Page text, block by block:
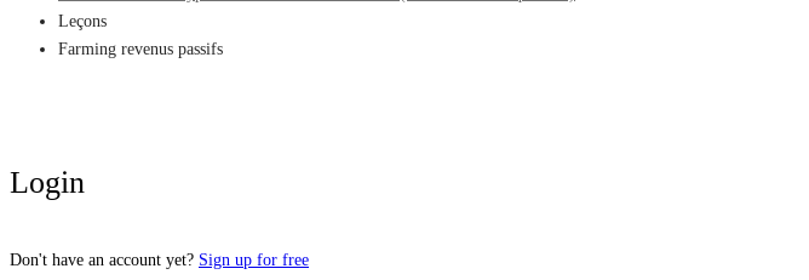
Leçons
Farming revenus passifs
Login
Don't have an account yet? Sign up for free